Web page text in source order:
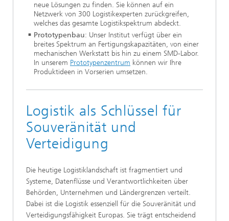
neue Lösungen zu finden. Sie können auf ein
Netzwerk von 300 Logistikexperten zurückgreifen,
welches das gesamte Logistikspektrum abdeckt.
Prototypenbau: Unser Institut verfügt über ein
breites Spektrum an Fertigungskapazitäten, von einer
mechanischen Werkstatt bis hin zu einem SMD-Labor.
In unserem Prototypenzentrum können wir Ihre
Produktideen in Vorserien umsetzen.
Logistik als Schlüssel für
Souveränität und
Verteidigung
Die heutige Logistiklandschaft ist fragmentiert und
Systeme, Datenflüsse und Verantwortlichkeiten über
Behörden, Unternehmen und Ländergrenzen verteilt.
Dabei ist die Logistik essenziell für die Souveränität und
Verteidigungsfähigkeit Europas. Sie trägt entscheidend